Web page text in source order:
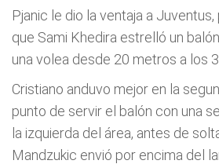
Pjanic le dio la ventaja a
que Sami Khedira estrelló un
una volea desde 20 metros a los
Cristiano anduvo mejor en la
punto de servir el balón con una
la izquierda del área, antes de
Mandzukic envió por encima del